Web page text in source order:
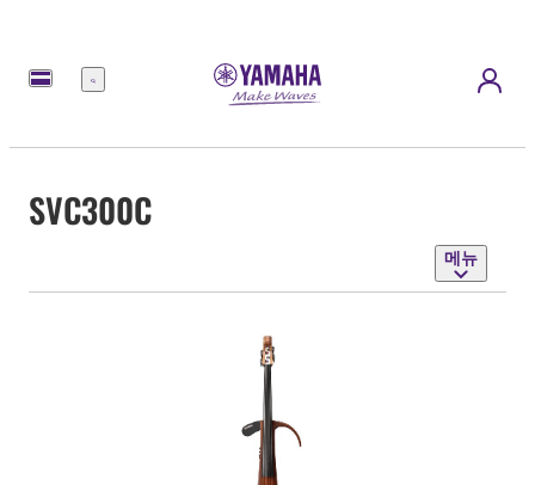
메
SVC300C
메뉴